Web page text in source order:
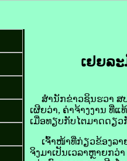
ເຢຍ​ລ
ສຳນັກ​ຂ່າວ​ຊິນ​ຮວາ ສປ​
ເຜີຍ​ວ່າ, ຄ່າ​ຈ້າງ​ງານ ທີ່ແ
ເມື່ອ​ທຽບ​ກັບໄຕ​ມາດ​ດຽວ​
ເຈົ້າ​​​ໜ້າທີ່​ກ່ຽວຂ້ອງ​ລາ
ຈິງມາ​ເປັນເວລາຫຼາຍ​ກວ່